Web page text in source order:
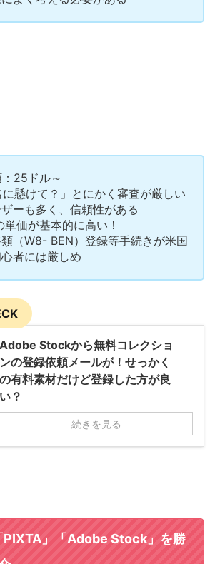
25ドル～
に懸けて？」とにかく審査が厳しい
ーも多く、信頼性がある
単価が基本的に高い！
類（W8- BEN）登録等手続きが米国
者には厳しめ
Adobe Stockから無料コレクショ
ンの登録依頼メールが！せっかく
の有料素材だけど登録した方が良
い？
続きを見る
PIXTA 」「Adobe Stock 」を勝